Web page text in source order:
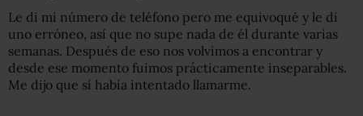
Le di mi número de teléfono pero me equivoqué y le di
uno erróneo, así que no supe nada de él durante varias
semanas. Después de eso nos volvimos a encontrar y
desde ese momento fuimos prácticamente inseparables.
Me dijo que sí había intentado llamarme.